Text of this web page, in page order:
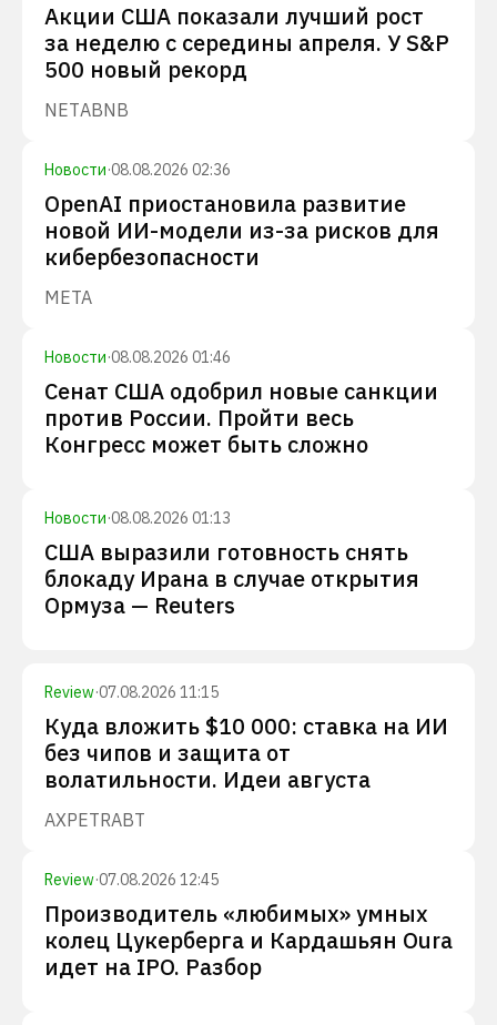
Акции США показали лучший рост
за неделю с середины апреля. У S&P
500 новый рекорд
NETABNB
Новости·08.08.2026 02:36
OpenAI приостановила развитие
новой ИИ-модели из-за рисков для
кибербезопасности
META
Новости·08.08.2026 01:46
Сенат США одобрил новые санкции
против России. Пройти весь
Конгресс может быть сложно
Новости·08.08.2026 01:13
США выразили готовность снять
блокаду Ирана в случае открытия
Ормуза — Reuters
Review·07.08.2026 11:15
Куда вложить $10 000: ставка на ИИ
без чипов и защита от
волатильности. Идеи августа
AXPETRABT
Review·07.08.2026 12:45
Производитель «любимых» умных
колец Цукерберга и Кардашьян Oura
идет на IPO. Разбор